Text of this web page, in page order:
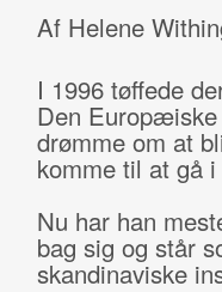
Af Helene
I 1996 tøffede
Den
drømme om at
komme til at gå
Nu har han
bag sig og står
skandinaviske